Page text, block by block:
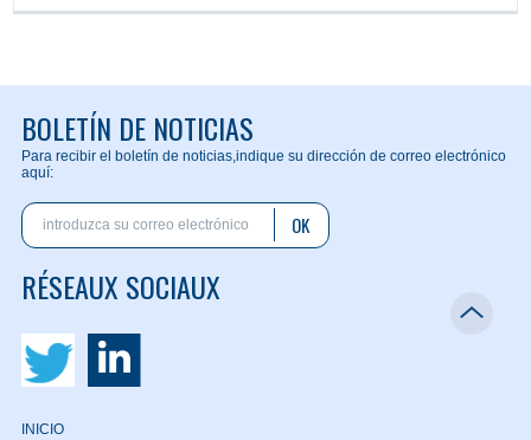
BOLETÍN DE NOTICIAS
Para recibir el boletín de noticias,indique su dirección de correo electrónico
aquí:
OK
RÉSEAUX SOCIAUX
INICIO